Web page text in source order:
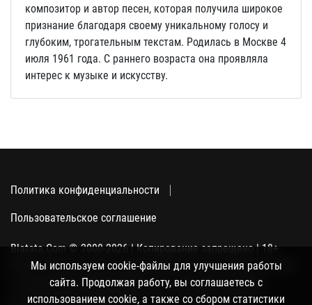
композитор и автор песен, которая получила широкое
признание благодаря своему уникальному голосу и
глубоким, трогательным текстам. Родилась в Москве 4
июля 1961 года. С раннего возраста она проявляла
интерес к музыке и искусству.
Политика конфиденциальности
Пользовательское соглашение
Blatata.Com © 2000-2026 | Копирование запрещено | 18+
Использование сайта подразумевает ваше полное согласие
с политикой конфиденциальности, пользовательским
соглашением и поддержкой куки, а также со сбором
Мы используем cookie-файлы для улучшения работы
сайта. Продолжая работу, вы соглашаетесь с
использованием cookie, а также со сбором статистики